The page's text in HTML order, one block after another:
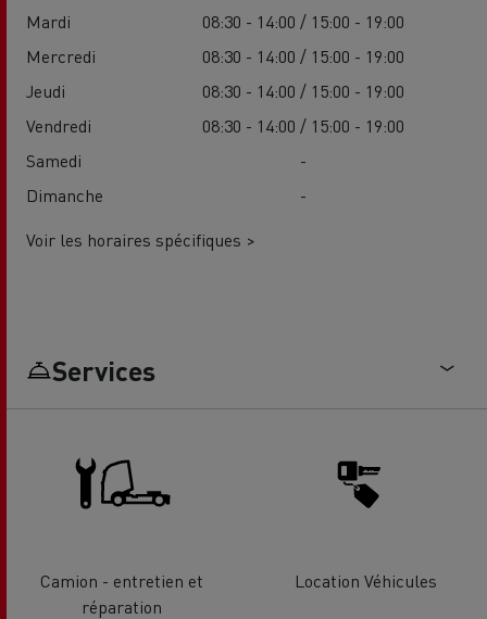
Mardi
08:30 - 14:00 / 15:00 - 19:00
Mercredi
08:30 - 14:00 / 15:00 - 19:00
Jeudi
08:30 - 14:00 / 15:00 - 19:00
Vendredi
08:30 - 14:00 / 15:00 - 19:00
Samedi
-
Dimanche
-
Voir les horaires spécifiques >
Services
Camion - entretien et
réparation
Location Véhicules